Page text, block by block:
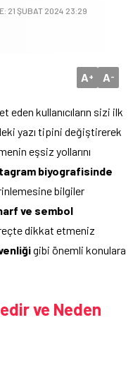
21 ŞUBAT 2024 23:29
A+ A-
kullanıcıların sizi ilk
yazı tipini değiştirerek
eşsiz yollarını
biyografisinde
bilgiler
ve sembol
dikkat etmeniz
gibi önemli konulara
ve Neden